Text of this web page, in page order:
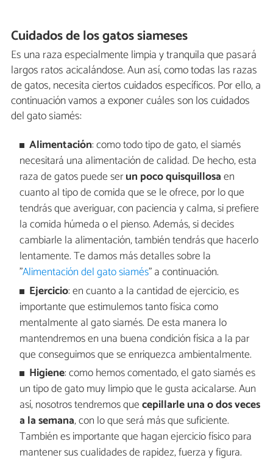
Cuidados de los gatos siameses
Es una raza especialmente limpia y tranquila que pasará
largos ratos acicalándose. Aun así, como todas las razas
de gatos, necesita ciertos cuidados específicos. Por ello, a
continuación vamos a exponer cuáles son los cuidados
del gato siamés:
Alimentación: como todo tipo de gato, el siamés
necesitará una alimentación de calidad. De hecho, esta
raza de gatos puede serun poco quisquillosaen
cuanto al tipo de comida que se le ofrece, por lo que
tendrás que averiguar, con paciencia y calma, si prefiere
la comida húmeda o el pienso. Además, si decides
cambiarle la alimentación, también tendrás que hacerlo
lentamente. Te damos más detalles sobre la
"Alimentación del gato siamés" a continuación.
Ejercicio: en cuanto a la cantidad de ejercicio, es
importante que estimulemos tanto física como
mentalmente al gato siamés. De esta manera lo
mantendremos en una buena condición física a la par
que conseguimos que se enriquezca ambientalmente.
Higiene: como hemos comentado, el gato siamés es
un tipo de gato muy limpio que le gusta acicalarse. Aun
así, nosotros tendremos quecepillarle una o dos veces
a la semana, con lo que será más que suficiente.
También es importante que hagan ejercicio físico para
mantener sus cualidades de rapidez, fuerza y figura.